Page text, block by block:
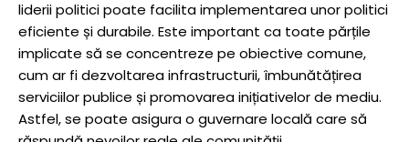
liderii politici poate facilita implementarea unor politici
eficiente și durabile. Este important ca toate părțile
implicate să se concentreze pe obiective comune,
cum ar fi dezvoltarea infrastructurii, îmbunătățirea
serviciilor publice și promovarea inițiativelor de mediu.
Astfel, se poate asigura o guvernare locală care să